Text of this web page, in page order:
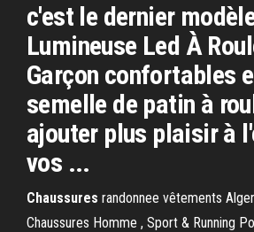
c'est le dernier
Lumineuse Led À
Garçon confortables
semelle de patin à
ajouter plus plaisir à
vos ...
Chaussures randonnee vêtements
Chaussures Homme , Sport & Running